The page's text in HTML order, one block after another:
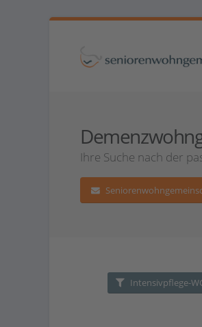
Ihre Suche nach der
Intensivpflege-